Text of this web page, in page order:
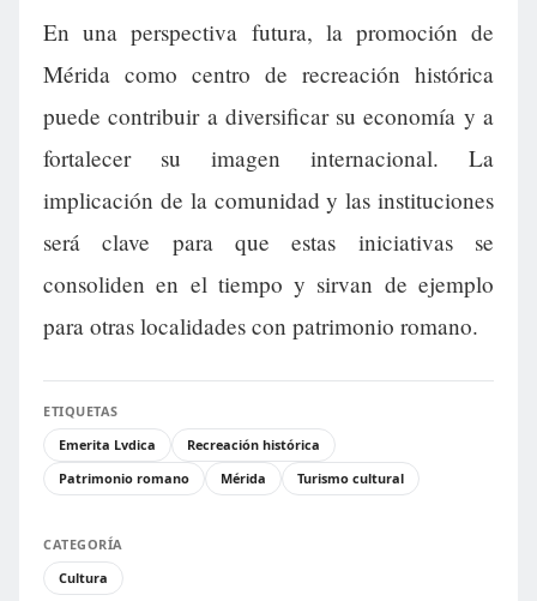
En una perspectiva futura, la promoción de
Mérida como centro de recreación histórica
puede contribuir a diversificar su economía y a
fortalecer su imagen internacional. La
implicación de la comunidad y las instituciones
será clave para que estas iniciativas se
consoliden en el tiempo y sirvan de ejemplo
para otras localidades con patrimonio romano.
ETIQUETAS
Emerita Lvdica
Recreación histórica
Patrimonio romano
Mérida Turismo cultural
CATEGORÍA
Cultura